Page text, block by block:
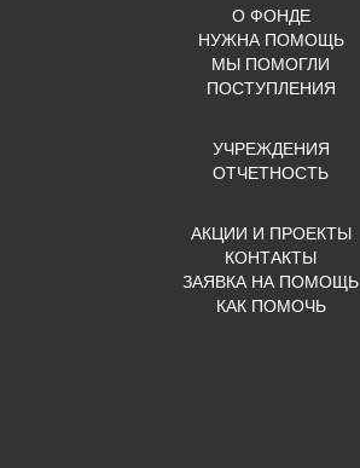
О ФОНДЕ
НУЖНА ПОМОЩЬ
МЫ ПОМОГЛИ
ПОСТУПЛЕНИЯ
УЧРЕЖДЕНИЯ
ОТЧЕТНОСТЬ
АКЦИИ И ПРОЕКТЫ
КОНТАКТЫ
ЗАЯВКА НА ПОМОЩЬ
КАК ПОМОЧЬ